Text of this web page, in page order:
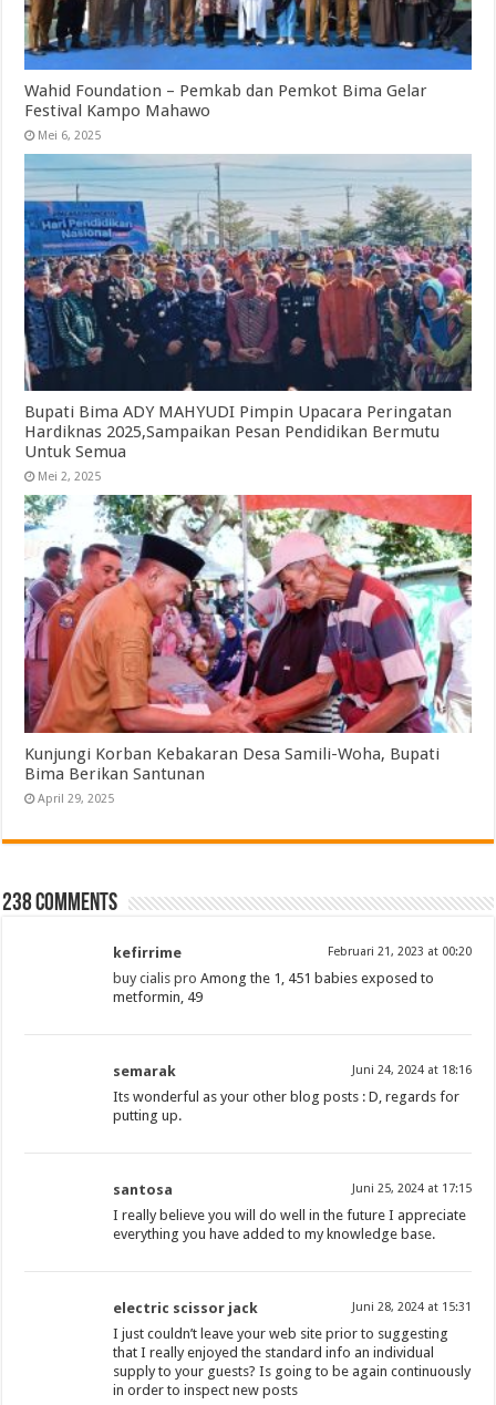
Wahid Foundation – Pemkab dan Pemkot Bima Gelar
Festival Kampo Mahawo
Mei 6, 2025
Bupati Bima ADY MAHYUDI Pimpin Upacara Peringatan
Hardiknas 2025,Sampaikan Pesan Pendidikan Bermutu
Untuk Semua
Mei 2, 2025
Kunjungi Korban Kebakaran Desa Samili-Woha, Bupati
Bima Berikan Santunan
April 29, 2025
238 comments
kefirrime Februari 21, 2023 at 00:20
buy cialis pro Among the 1, 451 babies exposed to
metformin, 49
semarak Juni 24, 2024 at 18:16
Its wonderful as your other blog posts : D, regards for
putting up.
santosa Juni 25, 2024 at 17:15
I really believe you will do well in the future I appreciate
everything you have added to my knowledge base.
electric scissor jack Juni 28, 2024 at 15:31
I just couldn’t leave your web site prior to suggesting
that I really enjoyed the standard info an individual
supply to your guests? Is going to be again continuously
in order to inspect new posts